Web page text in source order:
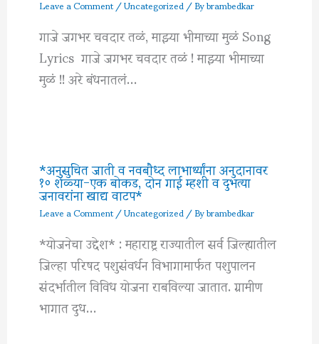
गाजे जगभर चवदार तळं, माझ्या भीमाच्या मुळं Song
Lyrics गाजे जगभर चवदार तळं ! माझ्या भीमाच्या
मुळं !! अरे बंधनातलं…
*अनुसुचित जाती व नवबौध्द लाभार्थ्यांना अनुदानावर
१० शेळ्या-एक बोकड, दोन गाई म्हशी व दुभत्या
जनावरांना खाद्य वाटप*
Leave a Comment/Uncategorized/ Bybrambedkar
*योजनेचा उद्देश* : महाराष्ट्र राज्यातील सर्व जिल्ह्यातील
जिल्हा परिषद पशुसंवर्धन विभागामार्फत पशुपालन
संदर्भातील विविध योजना राबविल्या जातात. ग्रामीण
भागात दुध…